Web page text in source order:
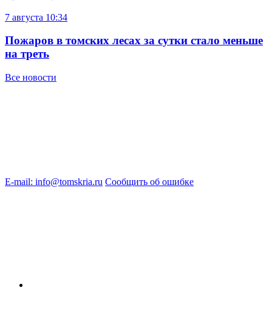
7 августа 10:34
Пожаров в томских лесах за сутки стало меньше
на треть
Все новости
E-mail: info@tomskria.ru Сообщить об ошибке